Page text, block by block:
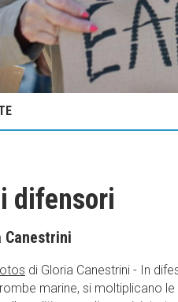
difensori
Canestrini
di Gloria Canestrini - In
marine, si moltiplicano